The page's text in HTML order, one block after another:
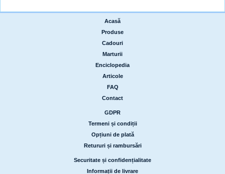
Acasă
Produse
Cadouri
Marturii
Enciclopedia
Articole
FAQ
Contact
GDPR
Termeni și condiții
Opțiuni de plată
Retururi și rambursări
Securitate și confidențialitate
Informații de livrare